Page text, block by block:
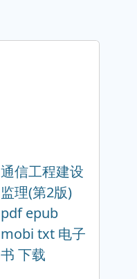
通信工程建设
监理(第2版)
pdf epub
mobi txt 电子
书 下载